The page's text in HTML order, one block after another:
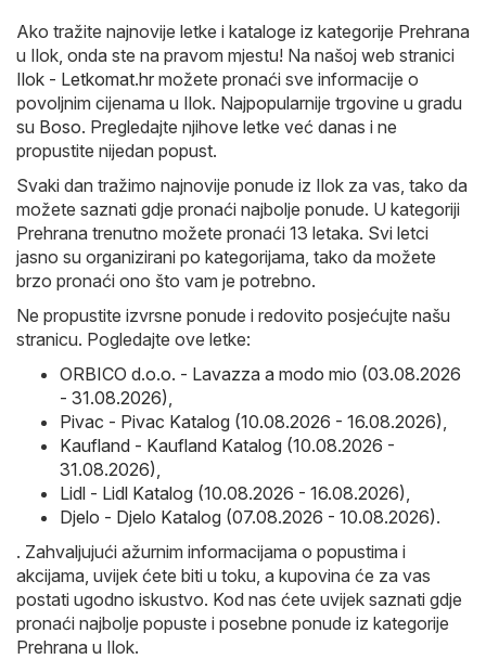
Ako tražite najnovije letke i kataloge iz kategorije Prehrana
u Ilok, onda ste na pravom mjestu! Na našoj web stranici
Ilok - Letkomat.hr možete pronaći sve informacije o
povoljnim cijenama u Ilok. Najpopularnije trgovine u gradu
su Boso. Pregledajte njihove letke već danas i ne
propustite nijedan popust.
Svaki dan tražimo najnovije ponude iz Ilok za vas, tako da
možete saznati gdje pronaći najbolje ponude. U kategoriji
Prehrana trenutno možete pronaći 13 letaka. Svi letci
jasno su organizirani po kategorijama, tako da možete
brzo pronaći ono što vam je potrebno.
Ne propustite izvrsne ponude i redovito posjećujte našu
stranicu. Pogledajte ove letke:
ORBICO d.o.o. - Lavazza a modo mio (03.08.2026
- 31.08.2026)
Pivac - Pivac Katalog (10.08.2026 - 16.08.2026)
Kaufland - Kaufland Katalog (10.08.2026 -
31.08.2026)
Lidl - Lidl Katalog (10.08.2026 - 16.08.2026)
Djelo - Djelo Katalog (07.08.2026 - 10.08.2026).
. Zahvaljujući ažurnim informacijama o popustima i
akcijama, uvijek ćete biti u toku, a kupovina će za vas
postati ugodno iskustvo. Kod nas ćete uvijek saznati gdje
pronaći najbolje popuste i posebne ponude iz kategorije
Prehrana u Ilok.